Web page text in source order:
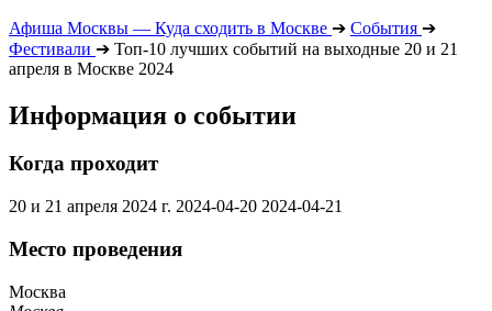
Афиша Москвы — Куда сходить в Москве ➔ События ➔
Фестивали ➔ Топ-10 лучших событий на выходные 20 и 21
апреля в Москве 2024
Информация о событии
Когда проходит
20 и 21 апреля 2024 г. 2024-04-20 2024-04-21
Место проведения
Москва